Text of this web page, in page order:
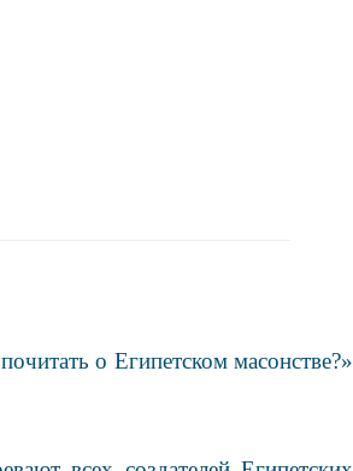
о Египетском масонстве?»